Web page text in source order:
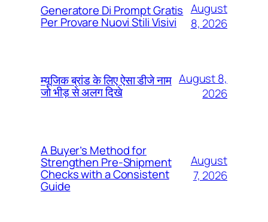
Generatore Di Prompt Gratis
Per Provare Nuovi Stili Visivi
August
8, 2026
म्यूजिक ब्रांड के लिए ऐसा डीजे नाम
जो भीड़ से अलग दिखे
August 8,
2026
A Buyer’s Method for
Strengthen Pre-Shipment
Checks with a Consistent
Guide
August
7, 2026